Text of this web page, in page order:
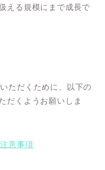
える規模にまで成長で
ただくために、以下の
だくようお願いしま
意事項
浜地域の公園一覧
浦地域の公園一覧